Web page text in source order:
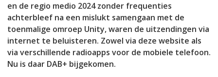
en de regio medio 2024 zonder frequenties
achterbleef na een mislukt samengaan met de
toenmalige omroep Unity, waren de uitzendingen via
internet te beluisteren. Zowel via deze website als
via verschillende radioapps voor de mobiele telefoon.
Nu is daar DAB+ bijgekomen.